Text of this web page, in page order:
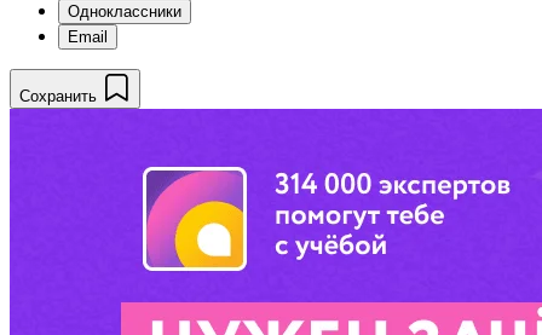
Одноклассники
Email
Сохранить